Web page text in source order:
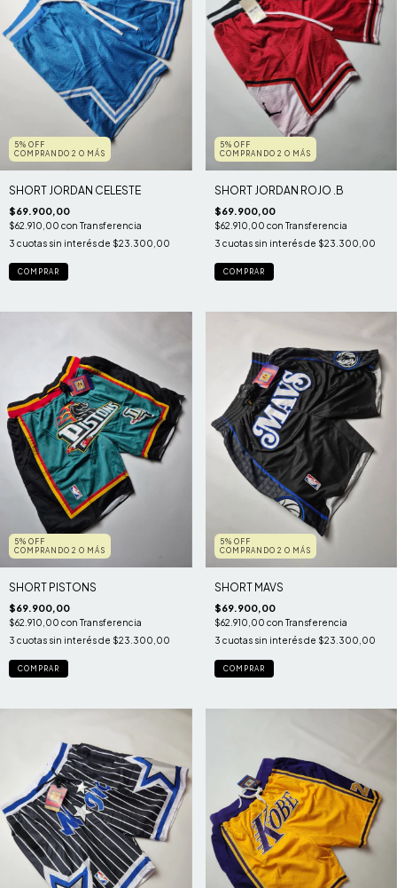
5% OFF
COMPRANDO 2 O MÁS
SHORT JORDAN CELESTE
$69.900,00
$62.910,00 con Transferencia
3 cuotas sin interés de $23.300,00
COMPRAR
5% OFF
COMPRANDO 2 O MÁS
SHORT JORDAN ROJO .B
$69.900,00
$62.910,00 con Transferencia
3 cuotas sin interés de $23.300,00
COMPRAR
5% OFF
COMPRANDO 2 O MÁS
SHORT PISTONS
$69.900,00
$62.910,00 con Transferencia
3 cuotas sin interés de $23.300,00
COMPRAR
5% OFF
COMPRANDO 2 O MÁS
SHORT MAVS
$69.900,00
$62.910,00 con Transferencia
3 cuotas sin interés de $23.300,00
COMPRAR